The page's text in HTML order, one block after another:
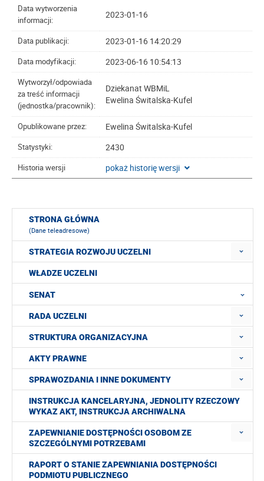
Data wytworzenia
informacji:
2023-01-16
Data publikacji: 2023-01-16 14:20:29
Data modyfikacji: 2023-06-16 10:54:13
Wytworzył/odpowiada
za treść informacji
(jednostka/pracownik):
Dziekanat WBMiL
Ewelina Świtalska-Kufel
Opublikowane przez: Ewelina Świtalska-Kufel
Statystyki: 2430
Historia wersji pokaż historię wersji
STRONA GŁÓWNA
(Dane teleadresowe)
STRATEGIA ROZWOJU UCZELNI
WŁADZE UCZELNI
SENAT
RADA UCZELNI
STRUKTURA ORGANIZACYJNA
AKTY PRAWNE
SPRAWOZDANIA I INNE DOKUMENTY
INSTRUKCJA KANCELARYJNA, JEDNOLITY RZECZOWY
WYKAZ AKT, INSTRUKCJA ARCHIWALNA
ZAPEWNIANIE DOSTĘPNOŚCI OSOBOM ZE
SZCZEGÓLNYMI POTRZEBAMI
RAPORT O STANIE ZAPEWNIANIA DOSTĘPNOŚCI
PODMIOTU PUBLICZNEGO